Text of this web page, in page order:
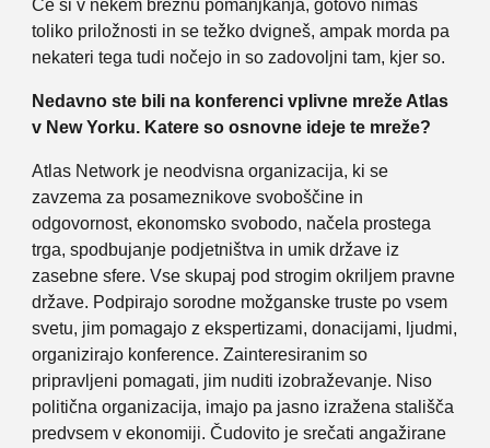
Če si v nekem breznu pomanjkanja, gotovo nimaš
toliko priložnosti in se težko dvigneš, ampak morda pa
nekateri tega tudi nočejo in so zadovoljni tam, kjer so.
Nedavno ste bili na konferenci vplivne mreže Atlas
v New Yorku. Katere so osnovne ideje te mreže?
Atlas Network je neodvisna organizacija, ki se
zavzema za posameznikove svoboščine in
odgovornost, ekonomsko svobodo, načela prostega
trga, spodbujanje podjetništva in umik države iz
zasebne sfere. Vse skupaj pod strogim okriljem pravne
države. Podpirajo sorodne možganske truste po vsem
svetu, jim pomagajo z ekspertizami, donacijami, ljudmi,
organizirajo konference. Zainteresiranim so
pripravljeni pomagati, jim nuditi izobraževanje. Niso
politična organizacija, imajo pa jasno izražena stališča
predvsem v ekonomiji. Čudovito je srečati angažirane